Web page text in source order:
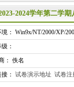
2024学年第二学
： Win9x/NT/2000/XP/
：
： 佚名
： 试卷演示地址 试卷注